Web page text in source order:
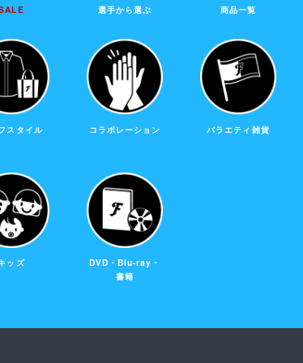
選手から選ぶ 商品一覧
スタイル コラボレーション バラエティ雑貨
ッズ
DVD・Blu-ray・
書籍